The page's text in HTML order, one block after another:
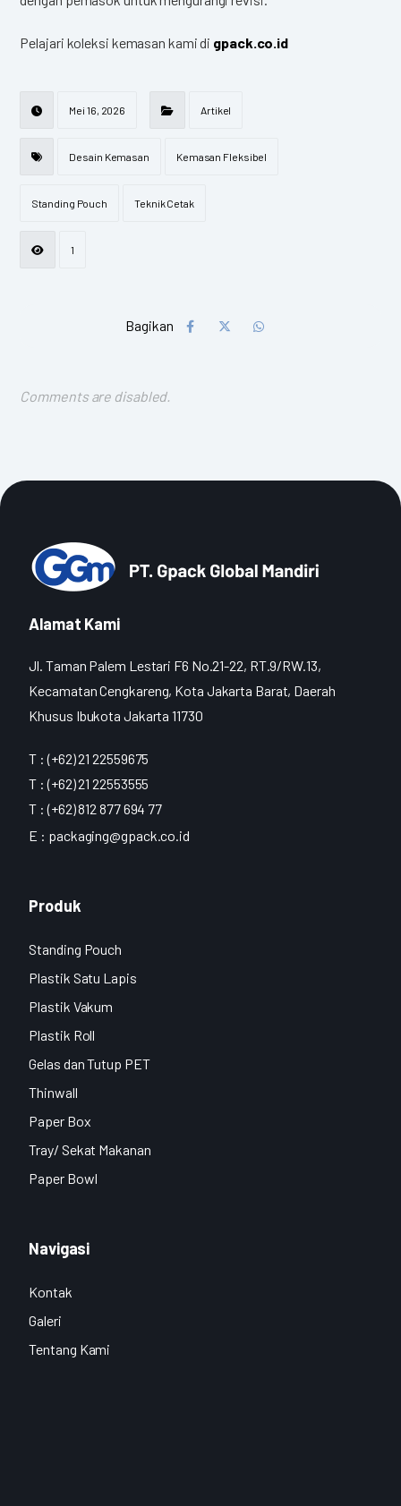
Pelajari koleksi kemasan kami di gpack.co.id
Mei 16, 2026 Artikel
Desain Kemasan Kemasan Fleksibel
Standing Pouch Teknik Cetak
1
Comments are disabled.
Alamat Kami
Jl. Taman Palem Lestari F6 No.21-22, RT.9/RW.13,
Kecamatan Cengkareng, Kota Jakarta Barat, Daerah
Khusus Ibukota Jakarta 11730
T : (+62) 21 22559675
T : (+62) 21 22553555
T : (+62) 812 877 694 77
E : packaging@gpack.co.id
Produk
Standing Pouch
Plastik Satu Lapis
Plastik Vakum
Plastik Roll
Gelas dan Tutup PET
Thinwall
Paper Box
Tray/ Sekat Makanan
Paper Bowl
Navigasi
Kontak
Galeri
Tentang Kami